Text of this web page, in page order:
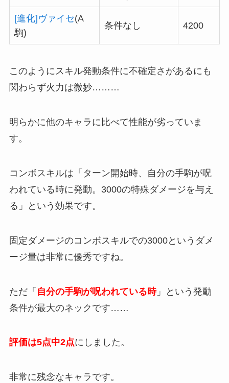
[進化]ヴァイセ(A
駒)
条件なし 4200
このようにスキル発動条件に不確定さがあるにも
関わらず火力は微妙………
明らかに他のキャラに比べて性能が劣っていま
す。
コンボスキルは「ターン開始時、自分の手駒が呪
われている時に発動。3000の特殊ダメージを与え
る」という効果です。
固定ダメージのコンボスキルでの3000というダメ
ージ量は非常に優秀ですね。
ただ「 自分の手駒が呪われている時」という発動
条件が最大のネックです……
評価は5点中2点にしました。
非常に残念なキャラです。